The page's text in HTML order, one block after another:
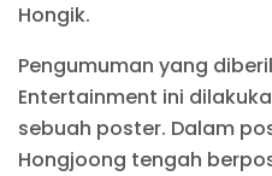
Hongik.
Pengumuman yang
Entertainment ini
sebuah poster. Dalam
Hongjoong tengah